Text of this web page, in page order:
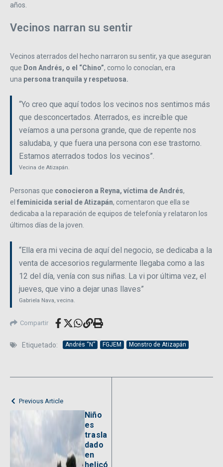
años.
Vecinos narran su sentir
Vecinos aterrados del hecho narraron su sentir, ya que aseguran
que Don Andrés, o el “Chino”, como lo conocían, era
una persona tranquila y respetuosa.
“Yo creo que aquí todos los vecinos nos sentimos más
que desconcertados. Aterrados, es increíble que
veíamos a una persona grande, que de repente nos
saludaba, y que fuera una persona con ese trastorno.
Estamos aterrados todos los vecinos”.
Vecina de Atizapán.
Personas que conocieron a Reyna, víctima de Andrés,
el feminicida serial de Atizapán, comentaron que ella se
dedicaba a la reparación de equipos de telefonía y relataron los
últimos días de la joven.
“Ella era mi vecina de aquí del negocio, se dedicaba a la
venta de accesorios regularmente llegaba como a las
12 del día, venía con sus niñas. La vi por última vez, el
jueves, que vino a dejar unas llaves”
Gabriela Nava, vecina.
Compartir
Etiquetado: Andrés “N” FGJEM Monstro de Atizapán
Previous Article
Niño
es
trasla
dado
en
helicó